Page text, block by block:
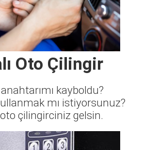
Oto Çilingir
kayboldu?
mı istiyorsunuz?
çilingirciniz gelsin.